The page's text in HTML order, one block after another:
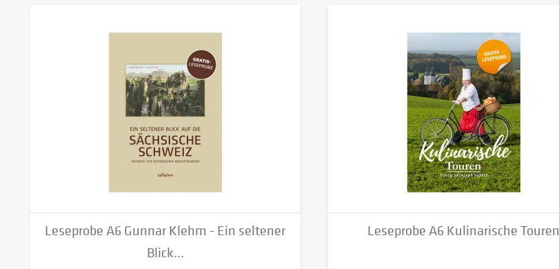
Leseprobe A6 Gunnar Klehm - Ein seltener
Blick...
Leseprobe A6 Kulinarische Touren